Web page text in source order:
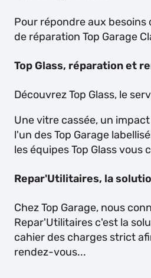
Pour répondre aux besoins
de réparation Top Garage
Top Glass, réparation et
Découvrez Top Glass, le
Une vitre cassée, un
l'un des Top Garage
les équipes Top Glass
Repar'Utilitaires, la
Chez Top Garage, nous
Repar'Utilitaires c'est la
cahier des charges strict
rendez-vous...